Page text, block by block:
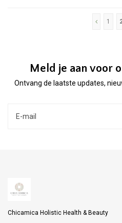
1
Meld je aan voor
Ontvang de laatste updates,
Chicamica Holistic Health & Beauty